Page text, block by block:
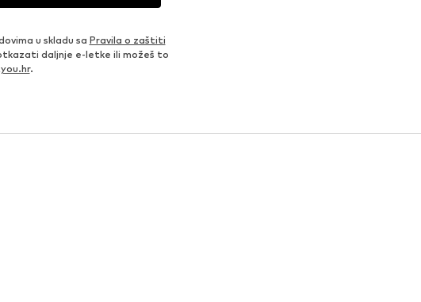
u skladu sa Pravila o zaštiti
daljnje e-letke ili možeš to
.